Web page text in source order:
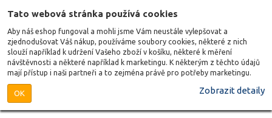
Tato webová stránka používá cookies
Aby náš eshop fungoval a mohli jsme Vám neustále vylepšovat a
zjednodušovat Váš nákup, používáme soubory cookies, některé z nich
slouží například k udržení Vašeho zboží v košíku, některé k měření
návštěvnosti a některé například k marketingu. K některým z těchto údajů
mají přístup i naši partneři a to zejména právě pro potřeby marketingu.
OK Zobrazit detaily